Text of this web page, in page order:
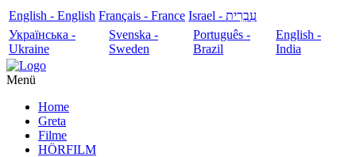
English - English Français - France
עִבְרִית - Israel
Українська -
Ukraine
Svenska -
Sweden
Português -
Brazil
English -
India
Menü
Home
Greta
Filme
HÖRFILM